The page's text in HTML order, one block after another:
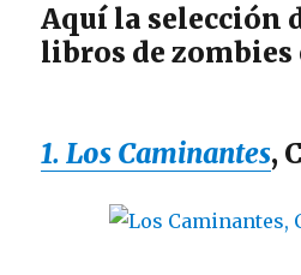
Aquí la selección
libros de zombies
1. Los Caminantes,